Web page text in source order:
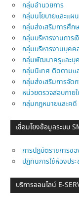
กลุ่มอำนวยการ
กลุ่มนโยบายและแผน
กลุ่มส่งเสริมการศึก
กลุ่มบริหารงานการ
กลุ่มบริหารงานบุคค
กลุ่มพัฒนาครูและบุ
กลุ่มนิเทศ ติดตามแ
กลุ่มส่งเสริมการจัด
หน่วยตรวจสอบภาย
กลุ่มกฎหมายและคดี
เชื่อมโยงข้อมูลระบบ
การปฎิบัติราชการข
ปฏิทินการใช้ห้องปร
บริการออนไลน์ E-